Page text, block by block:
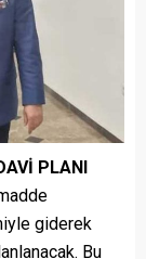
PLANI
giderek
Bu